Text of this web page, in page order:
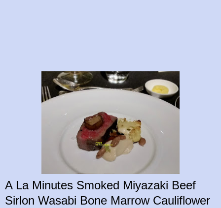
A La Minutes Smoked Miyazaki Beef
Sirlon Wasabi Bone Marrow Cauliflower